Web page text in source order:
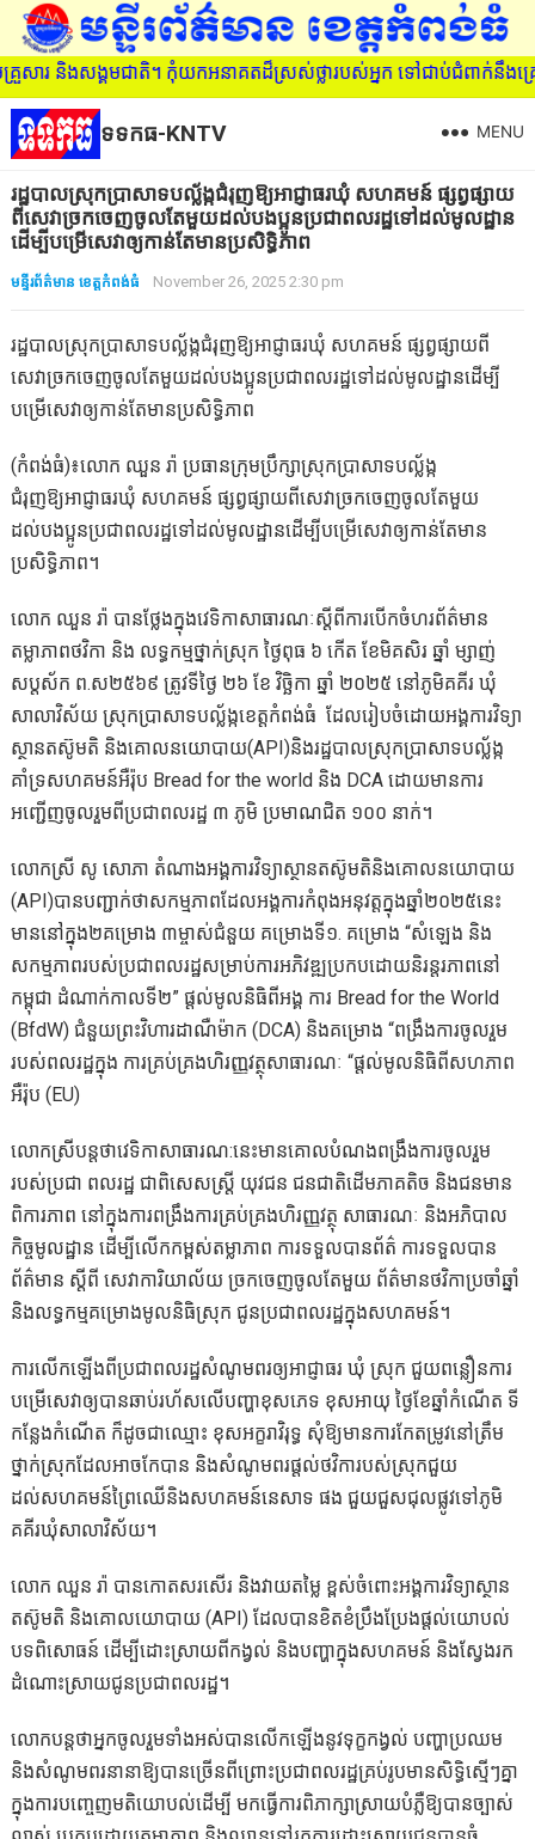
ងសង្គមជាតិ។ កុំយកអនាគតដ៏ស្រស់ថ្លារបស់អ្នក ទៅជាប់ជំពាក់នឹង
ទទកធ-KNTV MENU
រដ្ឋបាលស្រុកប្រាសាទបល្ល័ង្កជំរុញឱ្យអាជ្ញាធរឃុំ សហគមន៍ ផ្សព្វផ្សាយ
ពីសេវាច្រកចេញចូលតែមួយដល់បងប្អូនប្រជាពលរដ្ឋទៅដល់មូលដ្ឋាន
ដើម្បីបម្រើសេវាឲ្យកាន់តែមានប្រសិទ្ធិភាព
មន្ទីរព័ត៌មាន ខេត្តកំពង់ធំ November 26, 2025 2:30 pm
រដ្ឋបាលស្រុកប្រាសាទបល្ល័ង្កជំរុញឱ្យអាជ្ញាធរឃុំ សហគមន៍ ផ្សព្វផ្សាយពី
សេវាច្រកចេញចូលតែមួយដល់បងប្អូនប្រជាពលរដ្ឋទៅដល់មូលដ្ឋានដើម្បី
បម្រើសេវាឲ្យកាន់តែមានប្រសិទ្ធិភាព
(កំពង់ធំ)៖លោក ឈួន រ៉ា ប្រធានក្រុមប្រឹក្សាស្រុកប្រាសាទបល្ល័ង្ក
ជំរុញឱ្យអាជ្ញាធរឃុំ សហគមន៍ ផ្សព្វផ្សាយពីសេវាច្រកចេញចូលតែមួយ
ដល់បងប្អូនប្រជាពលរដ្ឋទៅដល់មូលដ្ឋានដើម្បីបម្រើសេវាឲ្យកាន់តែមាន
ប្រសិទ្ធិភាព។
លោក ឈួន រ៉ា បានថ្លែងក្នុងវេទិកាសាធារណៈស្ដីពីការបើកចំហរព័ត៌មាន
តម្លាភាពថវិកា និង លទ្ធកម្មថ្នាក់ស្រុក ថ្ងៃពុធ ៦ កើត ខែមិគសិរ ឆ្នាំ ម្សាញ់
សប្តស័ក ព.ស២៥៦៩ ត្រូវទីថ្ងៃ ២៦ ខែ វិច្ឆិកា ឆ្នាំ ២០២៥ នៅភូមិគគីរ ឃុំ
សាលាវិស័យ ស្រុកប្រាសាទបល្ល័ង្កខេត្តកំពង់ធំ ដែលរៀបចំដោយអង្គការវិទ្យា
ស្ថានតស៊ូមតិ និងគោលនយោបាយ(API)និងរដ្ឋបាលស្រុកប្រាសាទបល្ល័ង្ក
គាំទ្រសហគមន៍អឺរ៉ុប Bread for the world និង DCA ដោយមានការ
អញ្ជើញចូលរួមពីប្រជាពលរដ្ឋ ៣ ភូមិ ប្រមាណជិត ១០០ នាក់។
លោកស្រី សូ សោភា តំណាងអង្គការវិទ្យាស្ថានតស៊ូមតិនិងគោលនយោបាយ
(API)បានបញ្ជាក់ថាសកម្មភាពដែលអង្គការកំពុងអនុវត្តក្នុងឆ្នាំ២០២៥នេះ
មាននៅក្នុង២គម្រោង ៣ម្ចាស់ជំនួយ គម្រោងទី១. គម្រោង “សំឡេង និង
សកម្មភាពរបស់ប្រជាពលរដ្ឋសម្រាប់ការអភិវឌ្ឍប្រកបដោយនិរន្តរភាពនៅ
កម្ពុជា ដំណាក់កាលទី២” ផ្តល់មូលនិធិពីអង្គ ការ Bread for the World
(BfdW) ជំនួយព្រះវិហារដាណឺម៉ាក (DCA) និងគម្រោង “ពង្រឹងការចូលរួម
របស់ពលរដ្ឋក្នុង ការគ្រប់គ្រងហិរញ្ញវត្ថុសាធារណៈ “ផ្តល់មូលនិធិពីសហភាព
អឺរ៉ុប (EU)
លោកស្រីបន្តថាវេទិកាសាធារណ:នេះមានគោលបំណងពង្រឹងការចូលរួម
របស់ប្រជា ពលរដ្ឋ ជាពិសេសស្ត្រី យុវជន ជនជាតិដើមភាគតិច និងជនមាន
ពិការភាព នៅក្នុងការពង្រឹងការគ្រប់គ្រងហិរញ្ញវត្ថុ សាធារណៈ និងអភិបាល
កិច្ចមូលដ្ឋាន ដើម្បីលើកកម្ពស់តម្លាភាព ការទទួលបានព័ត៌ ការទទួលបាន
ព័ត៌មាន ស្តីពី សេវាការិយាល័យ ច្រកចេញចូលតែមួយ ព័ត៌មានថវិកាប្រចាំឆ្នាំ
និងលទ្ធកម្មគម្រោងមូលនិធិស្រុក ជូនប្រជាពលរដ្ឋក្នុងសហគមន៍។
ការលើកឡើងពីប្រជាពលរដ្ឋសំណូមពរឲ្យអាជ្ញាធរ ឃុំ ស្រុក ជួយពន្លឿនការ
បម្រើសេវាឲ្យបានឆាប់រហ័សលើបញ្ហាខុសភេទ ខុសអាយុ ថ្ងៃខែឆ្នាំកំណើត ទី
កន្លែងកំណើត ក៏ដូចជាឈ្មោះ ខុសអក្ខរាវិរុទ្ធ សុំឱ្យមានការកែតម្រូវនៅត្រឹម
ថ្នាក់ស្រុកដែលអាចកែបាន និងសំណូមពរផ្តល់ថវិការបស់ស្រុកជួយ
ដល់សហគមន៍ព្រៃឈើនិងសហគមន៍នេសាទ ផង ជួយជួសជុលផ្លូវទៅភូមិ
គគីរឃុំសាលាវិស័យ។
លោក ឈួន រ៉ា បានកោតសរសើរ និងវាយតម្លៃ ខ្ពស់ចំពោះអង្គការវិទ្យាស្ថាន
តស៊ូមតិ និងគោលយោបាយ (API) ដែលបានខិតខំប្រឹងប្រែងផ្តល់យោបល់
បទពិសោធន៍ ដើម្បីដោះស្រាយពីកង្វល់ និងបញ្ហាក្នុងសហគមន៍ និងស្វែងរក
ដំណោះស្រាយជូនប្រជាពលរដ្ឋ។
លោកបន្តថាអ្នកចូលរួមទាំងអស់បានលើកឡើងនូវទុក្ខកង្វល់ បញ្ហាប្រឈម
និងសំណូមពរនានាឱ្យបានច្រើនពីព្រោះប្រជាពលរដ្ឋគ្រប់រូបមានសិទ្ធិស្មើៗគ្នា
ក្នុងការបញ្ចេញមតិយោបល់ដើម្បី មកធ្វើការពិភាក្សាស្រាយបំភ្លឺឱ្យបានច្បាស់